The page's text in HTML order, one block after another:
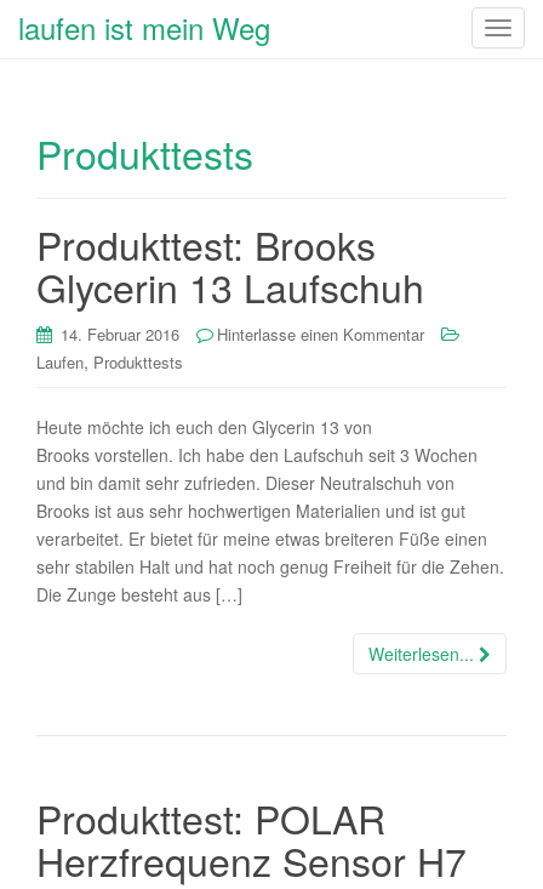
T
laufen ist mein Weg
Produkttests
Produkttest: Brooks
Glycerin 13 Laufschuh
14. Februar 2016
Hinterlasse einen Kommentar
Laufen, Produkttests
Heute möchte ich euch den Glycerin 13 von
Brooks vorstellen. Ich habe den Laufschuh seit 3 Wochen
und bin damit sehr zufrieden. Dieser Neutralschuh von
Brooks ist aus sehr hochwertigen Materialien und ist gut
verarbeitet. Er bietet für meine etwas breiteren Füße einen
sehr stabilen Halt und hat noch genug Freiheit für die Zehen.
Die Zunge besteht aus […]
Weiterlesen...
Produkttest: POLAR
Herzfrequenz Sensor H7